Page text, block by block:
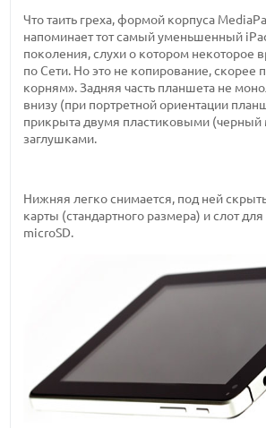
Что таить греха, формой корпуса
напоминает тот самый уменьшенный
поколения, слухи о котором некоторое
по Сети. Но это не копирование, скорее
корням». Задняя часть планшета не
внизу (при портретной ориентации
прикрыта двумя пластиковыми (черный
заглушками.
Нижняя легко снимается, под ней
карты (стандартного размера) и слот
microSD.